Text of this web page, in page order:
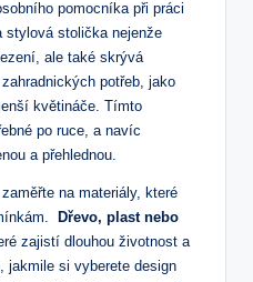
pomocníka při práci
stylová stolička nejenže
‌ale také skrývá
potřeb, jako
květináče. ​Tímto
po ruce, a navíc
a přehlednou.
na materiály, které
Dřevo, ⁤plast⁤ nebo⁣
zajistí dlouhou‌ životnost a
jakmile si vyberete design